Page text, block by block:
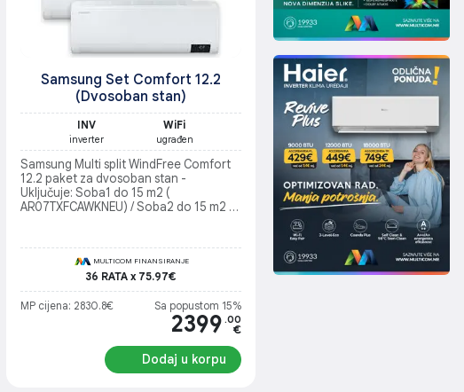
Samsung Set Comfort 12.2
(Dvosoban stan)
INV
inverter
WiFi
ugrađen
Samsung Multi split WindFree Comfort
12.2 paket za dvosoban stan -
Uključuje: Soba1 do 15 m2 (
AR07TXFCAWKNEU) / Soba2 do 15 m2 (
( AJ068TXJ3KG/EU)
MULTICOM FINANSIRANJE
36 RATA x 75.97€
MP cijena: 2830.8€ Sa popustom 15%
2399 .00
€
Dodaj u korpu